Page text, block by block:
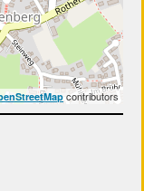
contributors